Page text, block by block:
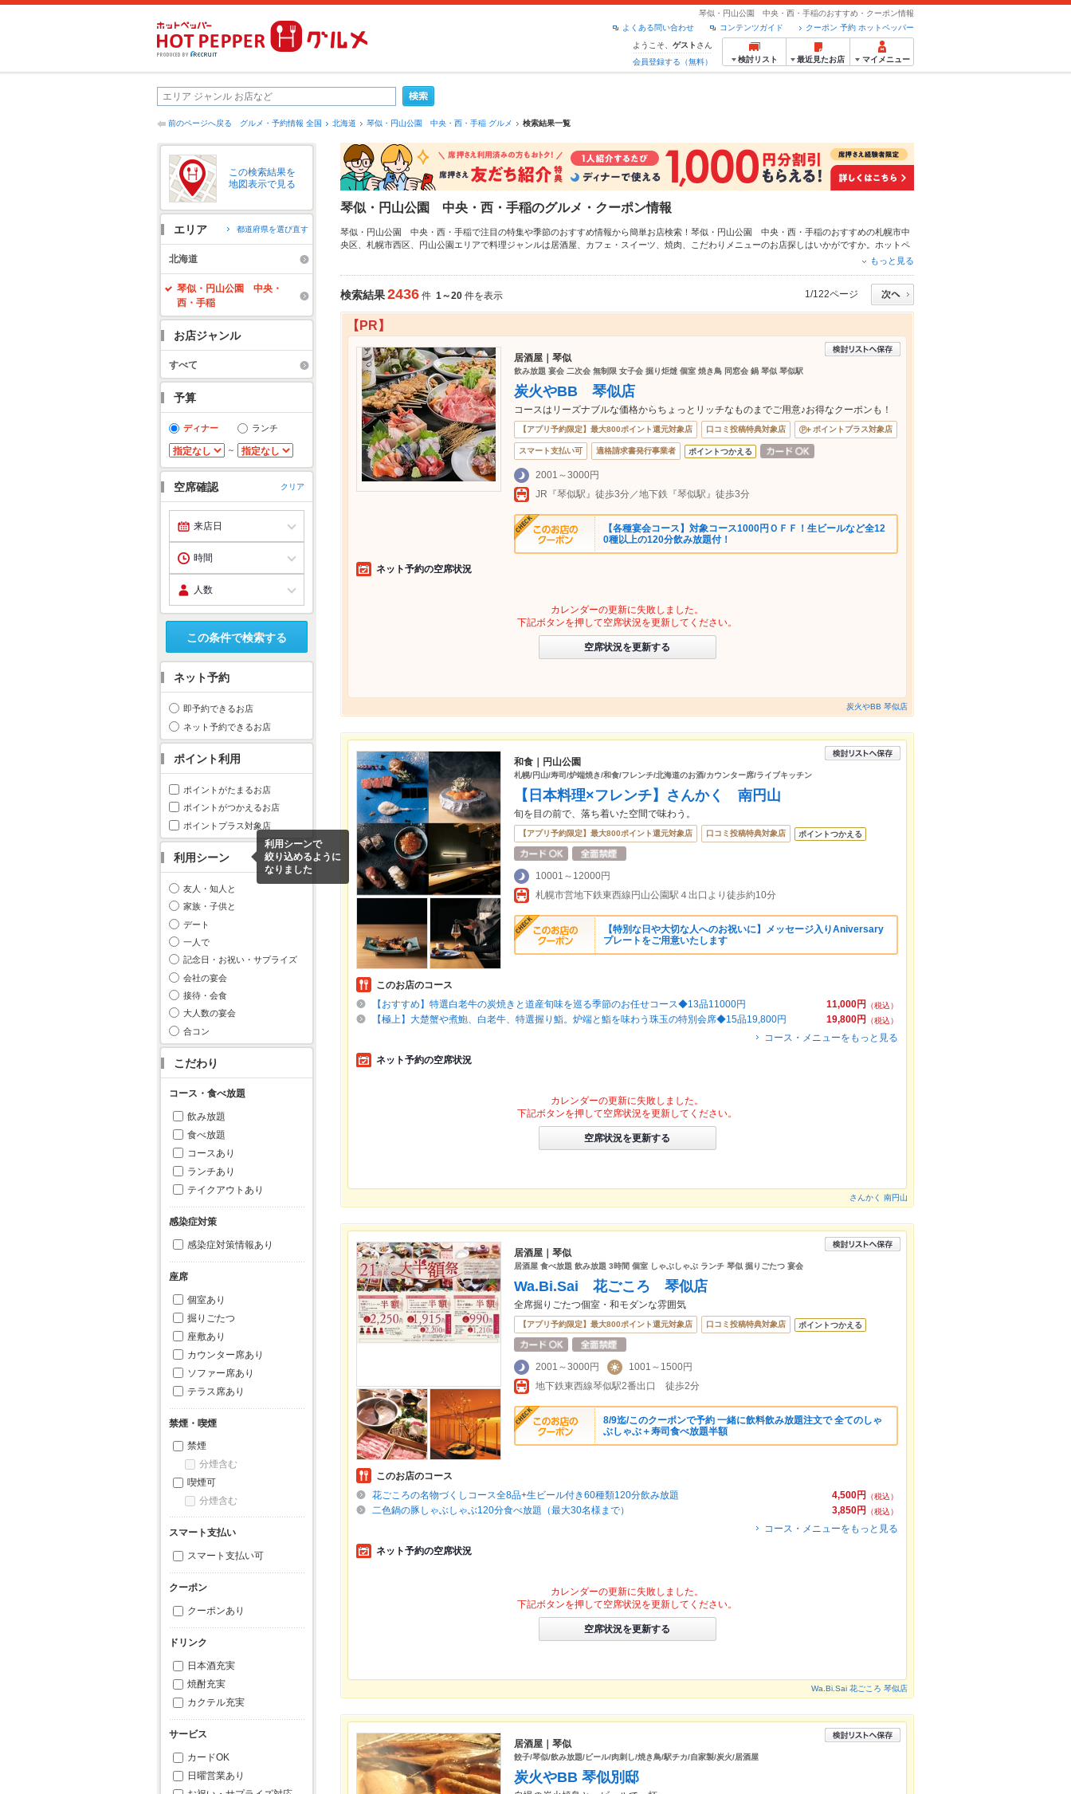
琴似・円山公園 中央・西・手稲のおすすめ・クーポン情報
クーポン 予約 ホットペッパー
コンテンツガイド
よくある問い合わせ
ようこそ、 ゲスト さん
会員登録する（無料）
検討リスト 最近見たお店 マイメニュー
前のページへ戻る グルメ・予約情報 全国 北海道 琴似・円山公園 中央・西・手稲 グルメ 検索結果一覧
この検索結果を
地図表示で見る
エリア 都道府県を選び直す
北海道
琴似・円山公園 中央・
西・手稲
お店ジャンル
すべて
予算
ディナー ランチ
～
空席確認 クリア
この条件で検索する
ネット予約
即予約できるお店
ネット予約できるお店
ポイント利用
ポイントがたまるお店
ポイントがつかえるお店
ポイントプラス対象店
利用シーン
利用シーンで
絞り込めるように
なりました
友人・知人と
家族・子供と
デート
一人で
記念日・お祝い・サプライズ
会社の宴会
接待・会食
大人数の宴会
合コン
こだわり
コース・食べ放題
飲み放題
食べ放題
コースあり
ランチあり
テイクアウトあり
感染症対策
感染症対策情報あり
座席
個室あり
掘りごたつ
座敷あり
カウンター席あり
ソファー席あり
テラス席あり
禁煙・喫煙
禁煙
分煙含む
喫煙可
分煙含む
スマート支払い
スマート支払い可
クーポン
クーポンあり
ドリンク
日本酒充実
焼酎充実
カクテル充実
サービス
カードOK
日曜営業あり
琴似・円山公園 中央・西・手稲のグルメ・クーポン情報
琴似・円山公園 中央・西・手稲で注目の特集や季節のおすすめ情報から簡単お店検索！琴似・円山公園 中央・西・手稲のおすすめの札幌市中
央区
札幌市西区 円山公園 エリアで料理ジャンルは 居酒屋 カフェ・スイーツ 焼肉 、こだわりメニューのお店探しはいかがですか。ホットペ
ッパーグルメなら、お得なクーポンはもちろん、とっておきのメニューや季節のおすすめ料理など、お店の最新情報をご紹介しているので安心！
もっと見る
検索結果2436 件 1～20 件を表示 1/122ページ
【PR】
居酒屋｜琴似
飲み放題 宴会 二次会 無制限 女子会 掘り炬燵 個室 焼き鳥 同窓会 鍋 琴似 琴似駅
炭火やBB 琴似店
コースはリーズナブルな価格からちょっとリッチなものまでご用意♪お得なクーポンも！
【アプリ予約限定】最大800ポイント還元対象店 口コミ投稿特典対象店 ポイントプラス対象店
スマート支払い可 適格請求書発行事業者 ポイントつかえる
2001～3000円
JR『琴似駅』徒歩3分／地下鉄『琴似駅』徒歩3分
【各種宴会コース】対象コース1000円ＯＦＦ！生ビールなど全12
0種以上の120分飲み放題付！
ネット予約の空席状況
カレンダーの更新に失敗しました。
下記ボタンを押して空席状況を更新してください。
空席状況を更新する
炭火やBB 琴似店
和食｜円山公園
札幌/円山/寿司/炉端焼き/和食/フレンチ/北海道のお酒/カウンター席/ライブキッチン
【日本料理×フレンチ】さんかく 南円山
旬を目の前で、落ち着いた空間で味わう。
【アプリ予約限定】最大800ポイント還元対象店 口コミ投稿特典対象店 ポイントつかえる
10001～12000円
札幌市営地下鉄東西線円山公園駅４出口より徒歩約10分
【特別な日や大切な人へのお祝いに】メッセージ入りAniversary
プレートをご用意いたします
このお店のコース
11,000円
（税込）
【おすすめ】特選白老牛の炭焼きと道産旬味を巡る季節のお任せコース◆13品11000円
19,800円
（税込）
【極上】大楚蟹や煮鮑、白老牛、特選握り鮨。炉端と鮨を味わう珠玉の特別会席◆15品19,800円
コース・メニューをもっと見る
ネット予約の空席状況
カレンダーの更新に失敗しました。
下記ボタンを押して空席状況を更新してください。
空席状況を更新する
さんかく 南円山
居酒屋｜琴似
居酒屋 食べ放題 飲み放題 3時間 個室 しゃぶしゃぶ ランチ 琴似 掘りごたつ 宴会
Wa.Bi.Sai 花ごころ 琴似店
全席掘りごたつ個室・和モダンな雰囲気
【アプリ予約限定】最大800ポイント還元対象店 口コミ投稿特典対象店 ポイントつかえる
2001～3000円
1001～1500円
地下鉄東西線琴似駅2番出口 徒歩2分
8/9迄/このクーポンで予約 一緒に飲料飲み放題注文で 全てのしゃ
ぶしゃぶ＋寿司食べ放題半額
このお店のコース
4,500円
（税込）
花ごころの名物づくしコース全8品+生ビール付き60種類120分飲み放題
3,850円
（税込）
二色鍋の豚しゃぶしゃぶ120分食べ放題（最大30名様まで）
コース・メニューをもっと見る
ネット予約の空席状況
カレンダーの更新に失敗しました。
下記ボタンを押して空席状況を更新してください。
空席状況を更新する
Wa.Bi.Sai 花ごころ 琴似店
居酒屋｜琴似
餃子/琴似/飲み放題/ビール/肉刺し/焼き鳥/駅チカ/自家製/炭火/居酒屋
炭火やBB 琴似別邸